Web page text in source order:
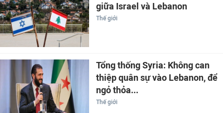
giữa Israel và Lebanon
Thế giới
Tổng thống Syria: Không can
thiệp quân sự vào Lebanon, để
ngỏ thỏa...
Thế giới